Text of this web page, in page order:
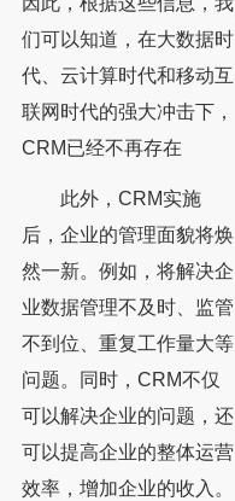
们可以知道，在大数据时
代、云计算时代和移动互
联网时代的强大冲击下，
CRM已经不再存在
此外，CRM实施
后，企业的管理面貌将焕
然一新。例如，将解决企
业数据管理不及时、监管
不到位、重复工作量大等
问题。同时，CRM不仅
可以解决企业的问题，还
可以提高企业的整体运营
效率，增加企业的收入。